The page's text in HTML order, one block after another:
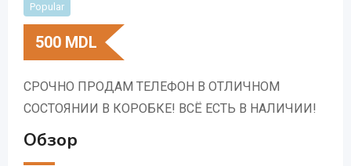
Popular
500 MDL
СРОЧНО ПРОДАМ ТЕЛЕФОН В ОТЛИЧНОМ
СОСТОЯНИИ В КОРОБКЕ! ВСЁ ЕСТЬ В НАЛИЧИИ!
Обзор